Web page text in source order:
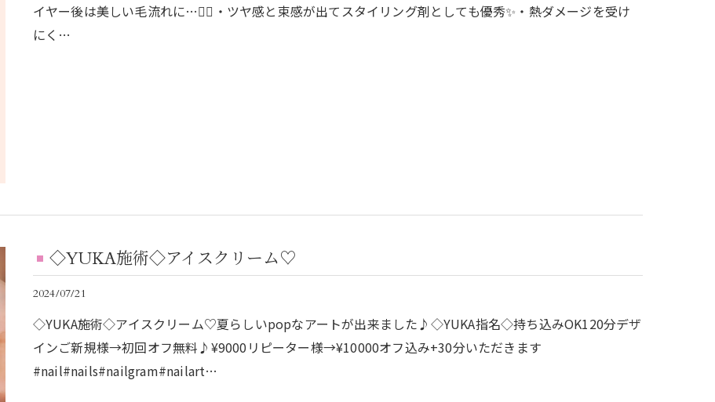
イヤー後は美しい毛流れに…💆‍♀️・ツヤ感と束感が出てスタイリング剤としても優秀✨・熱ダメージを受け
にく…
◇YUKA施術◇アイスクリーム♡
2024/07/21
◇YUKA施術◇アイスクリーム♡夏らしいpopなアートが出来ました♪◇YUKA指名◇持ち込みOK120分デザ
インご新規様→初回オフ無料♪¥9000リピーター様→¥10000オフ込み+30分いただきます
#nail#nails#nailgram#nailart…